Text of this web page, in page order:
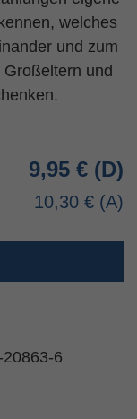
welches
und zum
und
9,95 €
10,30 €
6